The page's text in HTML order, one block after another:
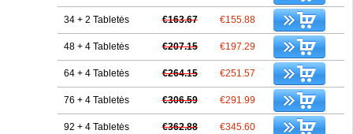
34 + 2 Tabletės €163.67 €155.88
48 + 4 Tabletės €207.15 €197.29
64 + 4 Tabletės €264.15 €251.57
76 + 4 Tabletės €306.59 €291.99
92 + 4 Tabletės €362.88 €345.60